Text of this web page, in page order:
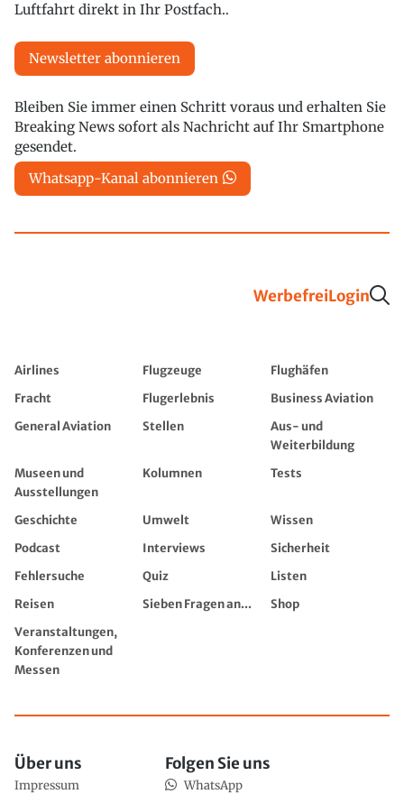
Luftfahrt direkt in Ihr Postfach..
Newsletter abonnieren
Bleiben Sie immer einen Schritt voraus und erhalten Sie
Breaking News sofort als Nachricht auf Ihr Smartphone
gesendet.
Whatsapp-Kanal abonnieren
WerbefreiLogin
Airlines Flugzeuge
Flughäfen
Fracht
Flugerlebnis
Business Aviation
General Aviation
Stellen
Aus- und
Weiterbildung
Museen und
Ausstellungen
Kolumnen Tests
Geschichte Umwelt
Wissen
Podcast
Interviews
Sicherheit
Fehlersuche
Quiz
Listen
Reisen
Sieben Fragen an...
Shop
Veranstaltungen,
Konferenzen und
Messen
Über uns
Impressum
Folgen Sie uns
WhatsApp